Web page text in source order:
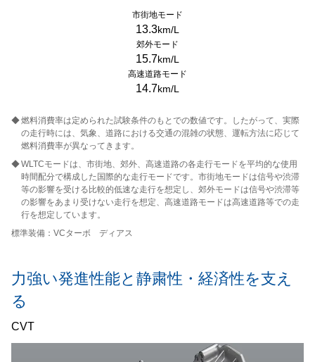
市街地モード
13.3km/L
郊外モード
15.7km/L
高速道路モード
14.7km/L
◆燃料消費率は定められた試験条件のもとでの数値です。したがって、実際
の走行時には、気象、道路における交通の混雑の状態、運転方法に応じて
燃料消費率が異なってきます。
◆WLTCモードは、市街地、郊外、高速道路の各走行モードを平均的な使用
時間配分で構成した国際的な走行モードです。市街地モードは信号や渋滞
等の影響を受ける比較的低速な走行を想定し、郊外モードは信号や渋滞等
の影響をあまり受けない走行を想定、高速道路モードは高速道路等での走
行を想定しています。
標準装備：VCターボ ディアス
力強い発進性能と静粛性・経済性を支え
る
CVT